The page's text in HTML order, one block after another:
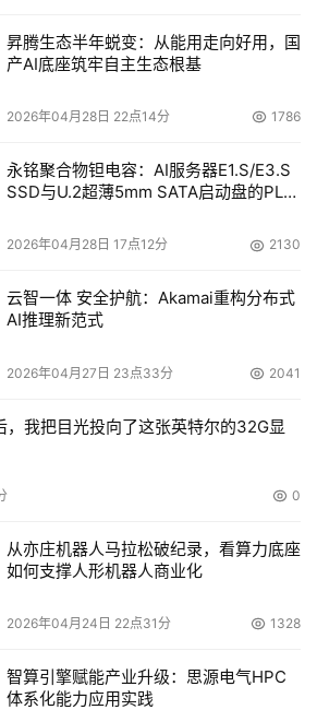
昇腾生态半年蜕变：从能用走向好用，国
产AI底座筑牢自主生态根基
2026年04月28日 22点14分 1786
永铭聚合物钽电容：AI服务器E1.S/E3.S
SSD与U.2超薄5mm SATA启动盘的PLP
2026年04月28日 17点12分 2130
云智一体 安全护航：Akamai重构分布式
AI推理新范式
2026年04月27日 23点33分 2041
我把目光投向了这张英特尔的32G显
0
从亦庄机器人马拉松破纪录，看算力底座
如何支撑人形机器人商业化
2026年04月24日 22点31分 1328
智算引擎赋能产业升级：思源电气HPC
体系化能力应用实践